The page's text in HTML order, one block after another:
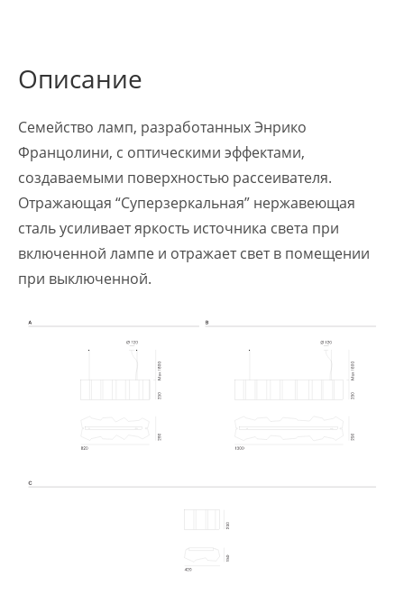
Описание
Семейство ламп, разработанных Энрико
Францолини, с оптическими эффектами,
создаваемыми поверхностью рассеивателя.
Отражающая “Суперзеркальная” нержавеющая
сталь усиливает яркость источника света при
включенной лампе и отражает свет в помещении
при выключенной.